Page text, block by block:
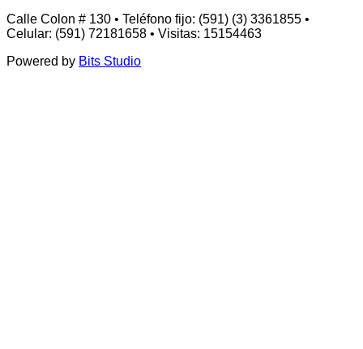
Calle Colon # 130 • Teléfono fijo: (591) (3) 3361855 •
Celular: (591) 72181658 • Visitas: 15154463
Powered by Bits Studio